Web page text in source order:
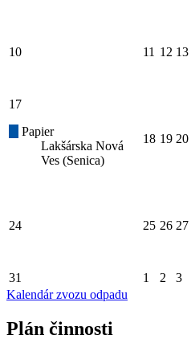
10 11 12 13
17
Papier
Lakšárska Nová
Ves (Senica)
18 19 20
24 25 26 27
31 1 2 3
Kalendár zvozu odpadu
Plán činnosti